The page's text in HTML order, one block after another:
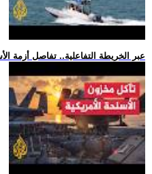
.. عبر الخريطة التفاعلية.. تفاصل أزمة